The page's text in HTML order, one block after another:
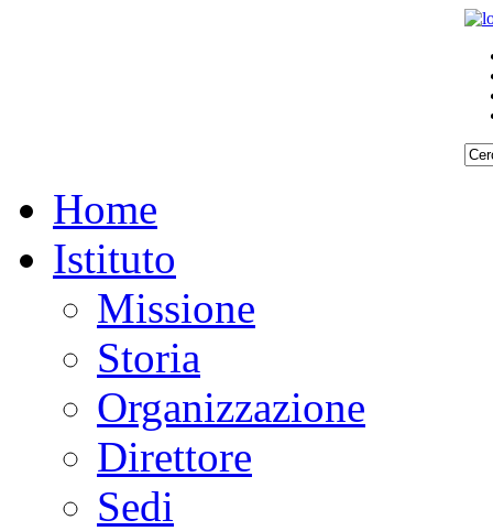
Home
Istituto
Missione
Storia
Organizzazione
Direttore
Sedi